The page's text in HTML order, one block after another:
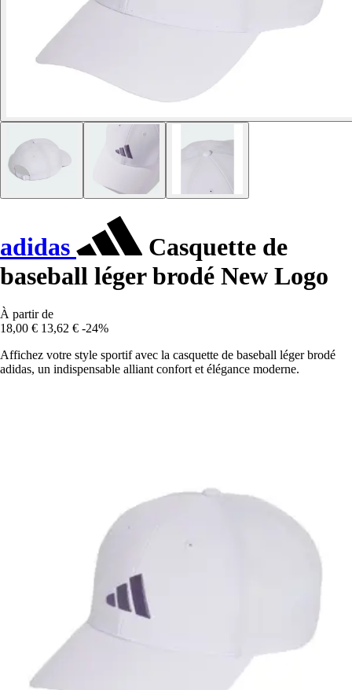
adidas
Casquette de
baseball léger brodé New Logo
À partir de
18,00 € 13,62 € -24%
Affichez votre style sportif avec la casquette de baseball léger brodé
adidas, un indispensable alliant confort et élégance moderne.